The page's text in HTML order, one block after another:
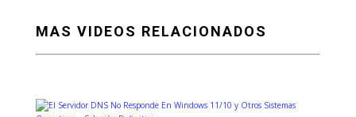
MAS VIDEOS RELACIONADOS